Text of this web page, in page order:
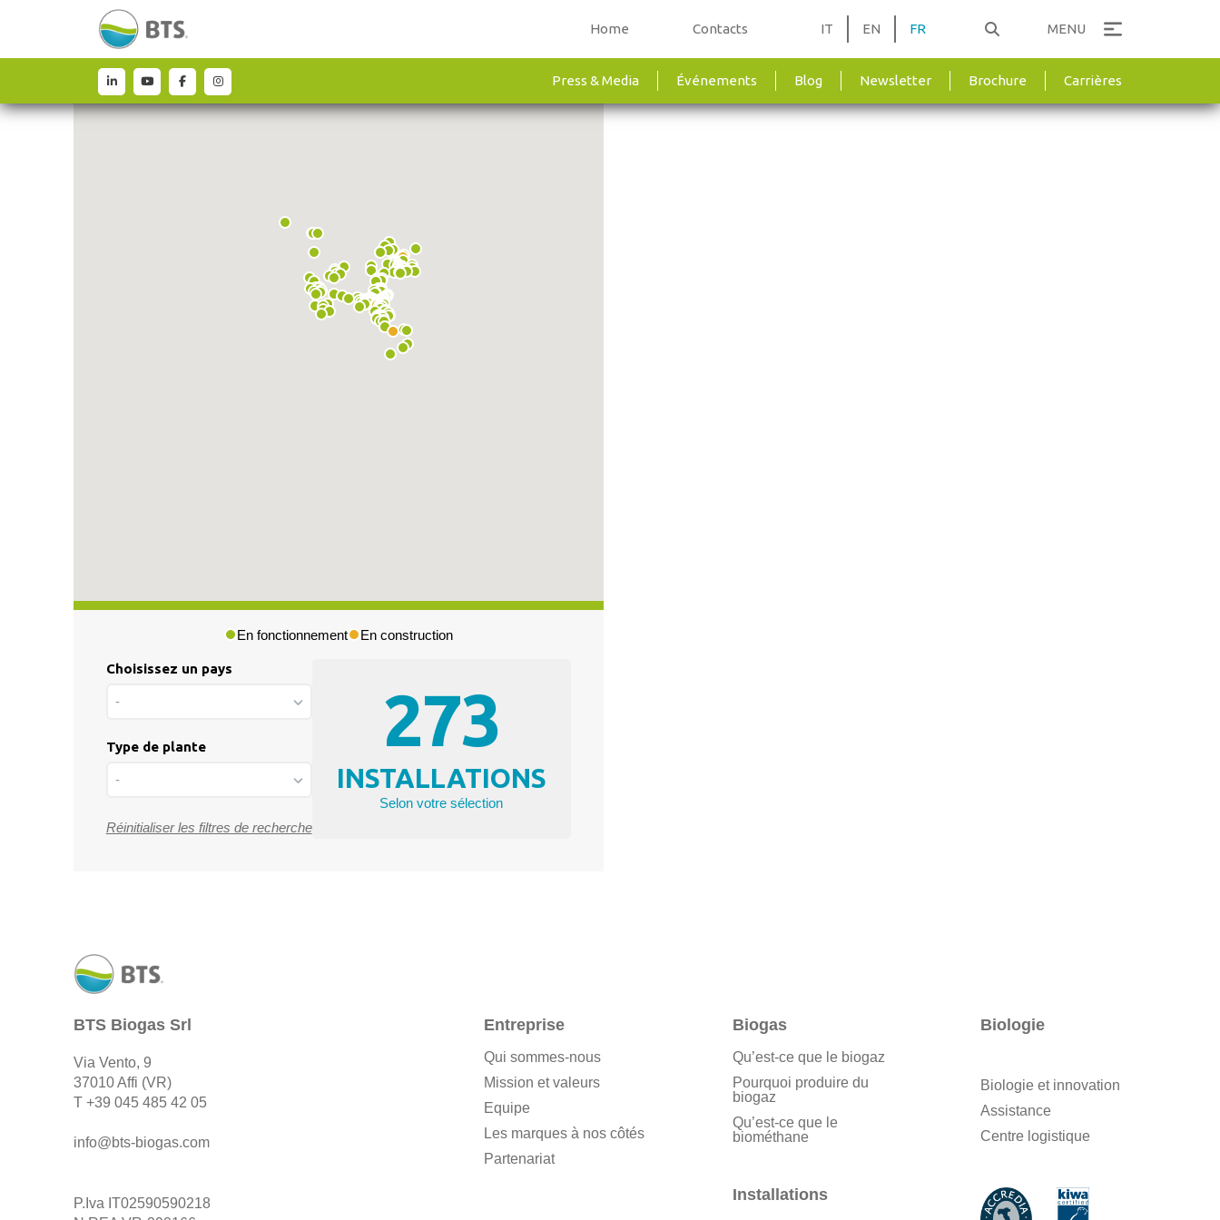
Home Contacts IT EN FR MENU
Press & Media Événements Blog Newsletter Brochure Carrières
En fonctionnement En construction
Choisissez un pays
-
Type de plante
-
Réinitialiser les filtres de recherche
273
INSTALLATIONS
Selon votre sélection
BTS Biogas Srl
Via Vento, 9
37010 Affi (VR)
T +39 045 485 42 05
info@bts-biogas.com
P.Iva IT02590590218
Entreprise
Qui sommes-nous
Mission et valeurs
Equipe
Les marques à nos côtés
Partenariat
Biogas
Qu’est-ce que le biogaz
Pourquoi produire du
biogaz
Qu’est-ce que le
biométhane
Installations
Biologie
Biologie et innovation
Assistance
Centre logistique